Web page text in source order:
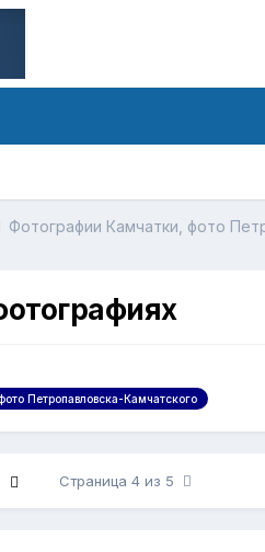
Фотографии Камчатки, фото
Петропавловска-Камчатского
Страница 4 из 5